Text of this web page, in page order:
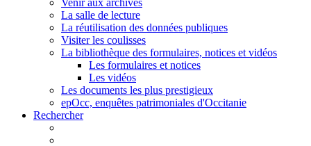
Venir aux archives
La salle de lecture
La réutilisation des données publiques
Visiter les coulisses
La bibliothèque des formulaires, notices et vidéos
Les formulaires et notices
Les vidéos
Les documents les plus prestigieux
epOcc, enquêtes patrimoniales d'Occitanie
Rechercher